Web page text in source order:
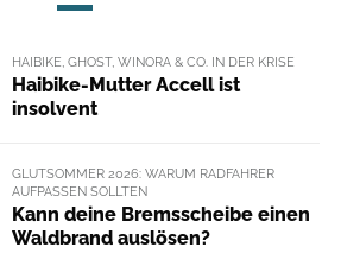
HAIBIKE, GHOST, WINORA & CO. IN DER KRISE
Haibike-Mutter Accell ist
insolvent
GLUTSOMMER 2026: WARUM RADFAHRER
AUFPASSEN SOLLTEN
Kann deine Bremsscheibe einen
Waldbrand auslösen?